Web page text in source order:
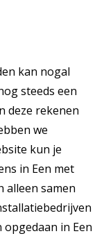
kan nogal
steeds een
deze rekenen
we
kun je
in Een met
alleen samen
in Een